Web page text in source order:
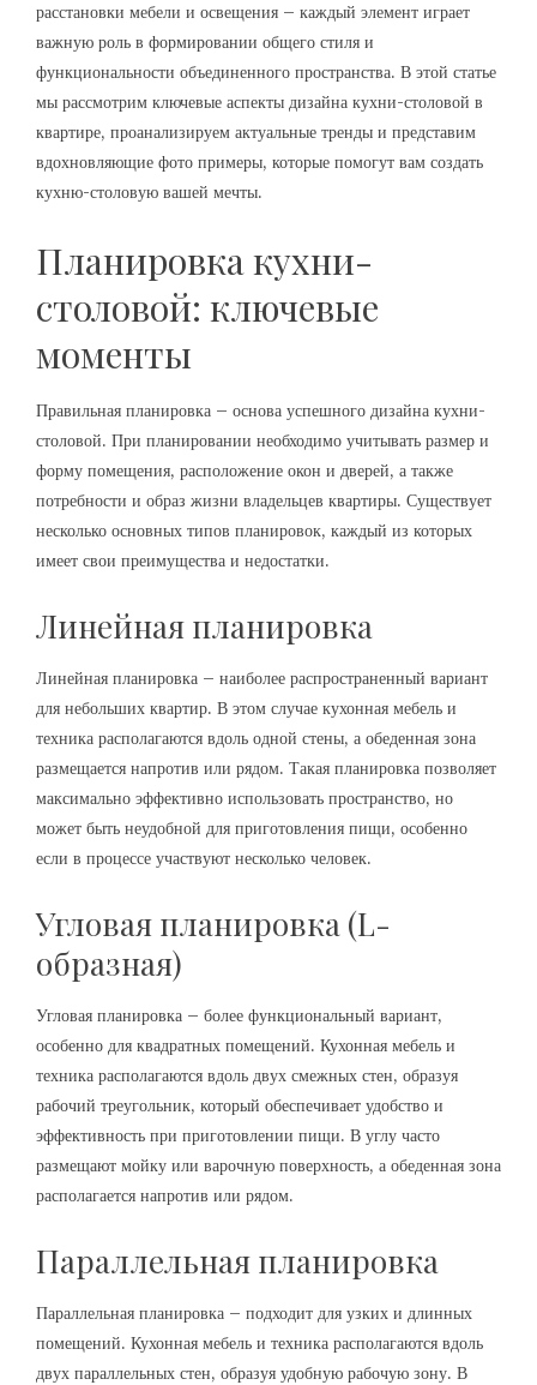
расстановки мебели и освещения – каждый элемент играет
важную роль в формировании общего стиля и
функциональности объединенного пространства. В этой статье
мы рассмотрим ключевые аспекты дизайна кухни-столовой в
квартире, проанализируем актуальные тренды и представим
вдохновляющие фото примеры, которые помогут вам создать
кухню-столовую вашей мечты.
Планировка кухни-
столовой: ключевые
моменты
Правильная планировка – основа успешного дизайна кухни-
столовой. При планировании необходимо учитывать размер и
форму помещения, расположение окон и дверей, а также
потребности и образ жизни владельцев квартиры. Существует
несколько основных типов планировок, каждый из которых
имеет свои преимущества и недостатки.
Линейная планировка
Линейная планировка – наиболее распространенный вариант
для небольших квартир. В этом случае кухонная мебель и
техника располагаются вдоль одной стены, а обеденная зона
размещается напротив или рядом. Такая планировка позволяет
максимально эффективно использовать пространство, но
может быть неудобной для приготовления пищи, особенно
если в процессе участвуют несколько человек.
Угловая планировка (L-
образная)
Угловая планировка – более функциональный вариант,
особенно для квадратных помещений. Кухонная мебель и
техника располагаются вдоль двух смежных стен, образуя
рабочий треугольник, который обеспечивает удобство и
эффективность при приготовлении пищи. В углу часто
размещают мойку или варочную поверхность, а обеденная зона
располагается напротив или рядом.
Параллельная планировка
Параллельная планировка – подходит для узких и длинных
помещений. Кухонная мебель и техника располагаются вдоль
двух параллельных стен, образуя удобную рабочую зону. В